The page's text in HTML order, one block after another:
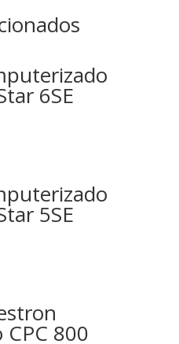
6SE
5SE
800